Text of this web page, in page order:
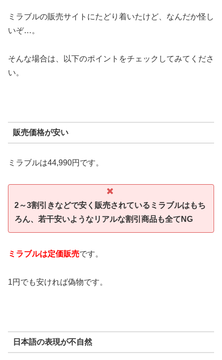
ミラブルの販売サイトにたどり着いたけど、なんだか怪し
いぞ…。
そんな場合は、以下のポイントをチェックしてみてくださ
い。
販売価格が安い
ミラブルは44,990円です。
2～3割引きなどで安く販売されているミラブルはもち
ろん、若干安いようなリアルな割引商品も全てNG
ミラブルは定価販売です。
1円でも安ければ偽物です。
日本語の表現が不自然